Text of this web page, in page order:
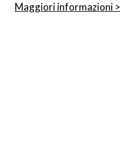
Maggiori informazioni